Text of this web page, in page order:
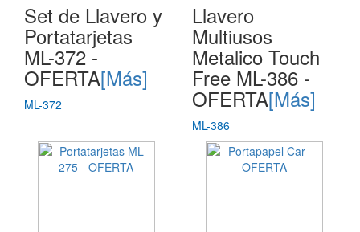
Set de Llavero y
Portatarjetas
ML-372 -
OFERTA[Más]
ML-372
Llavero
Multiusos
Metalico Touch
Free ML-386 -
OFERTA[Más]
ML-386